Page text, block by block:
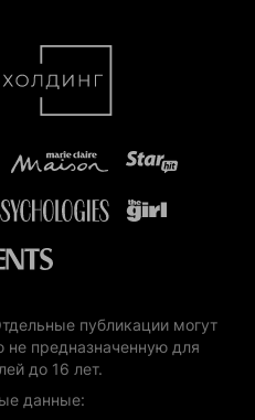
публикации могут
предназначенную для
до 16 лет.
данные: